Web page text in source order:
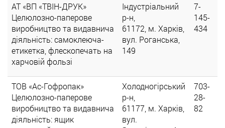
АТ «ВП «ТВІН-ДРУК»
Целюлозно-паперове
виробництво та видавнича
діяльність: самоклеюча-
етикетка, флескопечать на
харчовій фользі
Індустріальний
р-н,
61172, м. Харків,
вул. Роганська,
149
7-
145-
434
ТОВ «Ас-Гофропак»
Целюлозно-паперове
виробництво та видавнича
діяльність: ящик
Холодногірський
р-н,
61177, м. Харків,
вул.
703-
28-
82